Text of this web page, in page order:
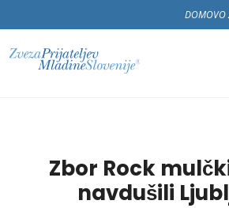
DOMOVO
Zbor Rock
navdušili